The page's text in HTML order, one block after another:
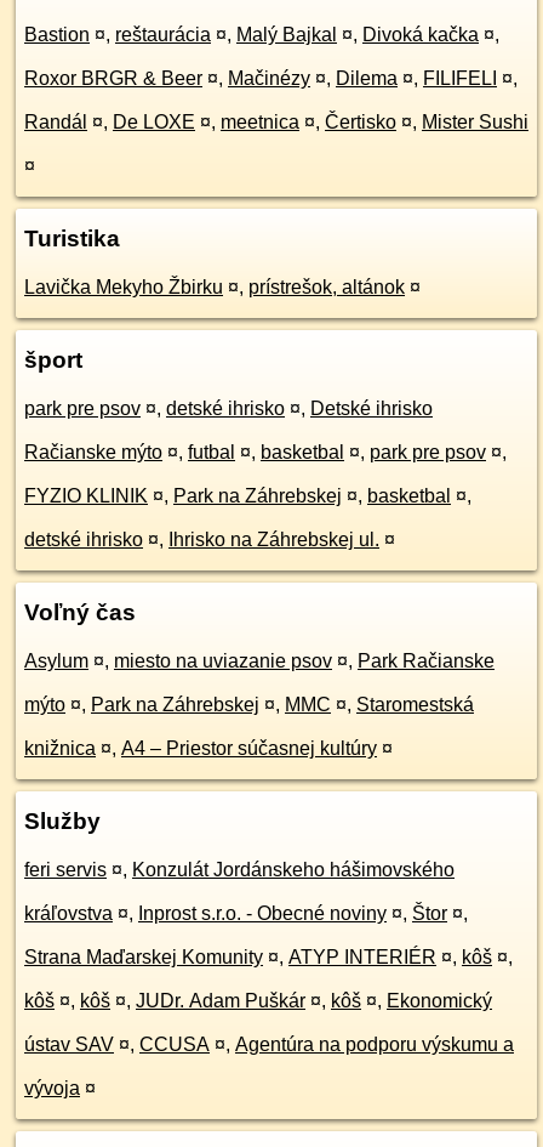
Bastion ¤, reštaurácia ¤, Malý Bajkal ¤, Divoká kačka ¤,
Roxor BRGR & Beer ¤, Mačinézy ¤, Dilema ¤, FILIFELI ¤,
Randál ¤, De LOXE ¤, meetnica ¤, Čertisko ¤, Mister Sushi
¤
Turistika
Lavička Mekyho Žbirku ¤, prístrešok, altánok ¤
šport
park pre psov ¤, detské ihrisko ¤, Detské ihrisko
Račianske mýto ¤, futbal ¤, basketbal ¤, park pre psov ¤,
FYZIO KLINIK ¤, Park na Záhrebskej ¤, basketbal ¤,
detské ihrisko ¤, Ihrisko na Záhrebskej ul. ¤
Voľný čas
Asylum ¤, miesto na uviazanie psov ¤, Park Račianske
mýto ¤, Park na Záhrebskej ¤, MMC ¤, Staromestská
knižnica ¤, A4 – Priestor súčasnej kultúry ¤
Služby
feri servis ¤, Konzulát Jordánskeho hášimovského
kráľovstva ¤, Inprost s.r.o. - Obecné noviny ¤, Štor ¤,
Strana Maďarskej Komunity ¤, ATYP INTERIÉR ¤, kôš ¤,
kôš ¤, kôš ¤, JUDr. Adam Puškár ¤, kôš ¤, Ekonomický
ústav SAV ¤, CCUSA ¤, Agentúra na podporu výskumu a
vývoja ¤